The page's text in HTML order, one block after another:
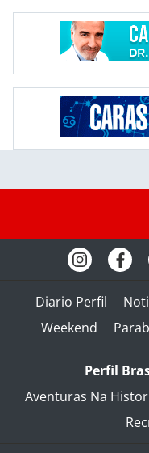
Diario Perfil
Weekend
Perfil
Aventuras Na